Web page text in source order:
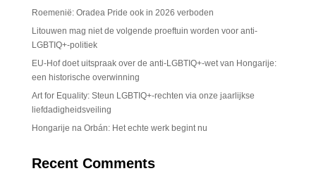
Roemenië: Oradea Pride ook in 2026 verboden
Litouwen mag niet de volgende proeftuin worden voor anti-
LGBTIQ+-politiek
EU-Hof doet uitspraak over de anti-LGBTIQ+-wet van Hongarije:
een historische overwinning
Art for Equality: Steun LGBTIQ+-rechten via onze jaarlijkse
liefdadigheidsveiling
Hongarije na Orbán: Het echte werk begint nu
Recent Comments